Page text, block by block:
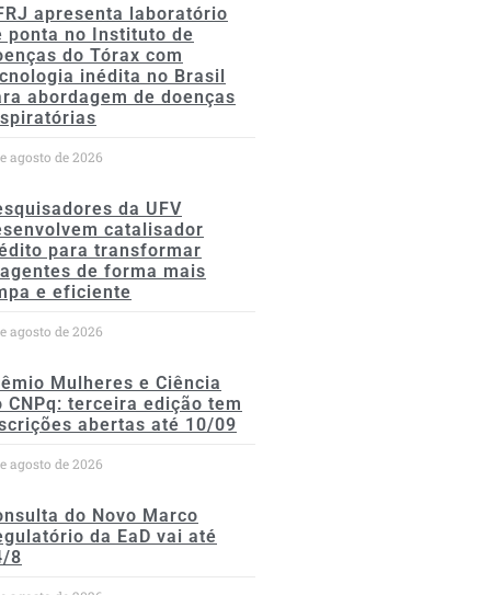
apresenta laboratório
ponta no Instituto de
do Tórax com
inédita no Brasil
abordagem de doenças
agosto de 2026
da UFV
catalisador
para transformar
de forma mais
e eficiente
agosto de 2026
Mulheres e Ciência
CNPq: terceira edição tem
abertas até 10/09
agosto de 2026
do Novo Marco
da EaD vai até
8